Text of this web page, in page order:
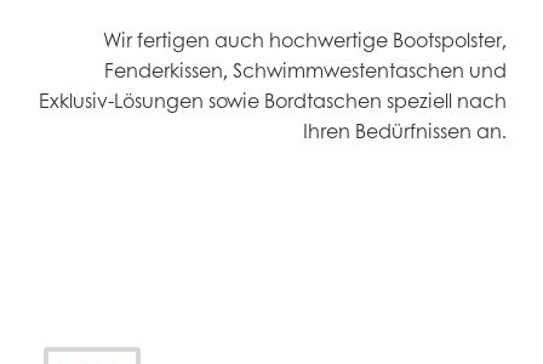
Wir fertigen auch hochwertige Bootspolster,
Fenderkissen, Schwimmwestentaschen und
Exklusiv-Lösungen sowie Bordtaschen speziell nach
Ihren Bedürfnissen an.